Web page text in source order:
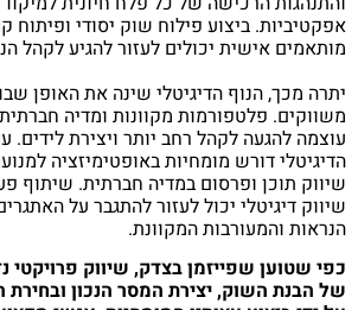
אפקטיביות. ביצוע פילוח שוק יסודי ופיתוח
מותאמים אישית יכולים לעזור להגיע לקהל
יתרה מכך, הנוף הדיגיטלי שינה את האופן
משווקים. פלטפורמות מקוונות ומדיה
עוצמה להגעה לקהל רחב יותר ויצירת לידים.
שיווק תוכן ופרסום במדיה חברתית. שיתוף
שיווק דיגיטלי יכול לעזור להתגבר על
הנראות והמעורבות המקוונת.
כפי שטוען שפייזמן בצדק, שיווק פרויקטי
של הבנת השוק, יצירת המסר הנכון